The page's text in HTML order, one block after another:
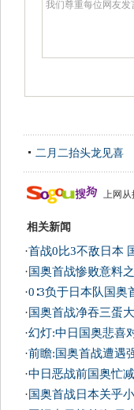
二月二抬头龙见喜
上网从
相关新闻
·首战0比3不敌日本
· 国奥首战惨败意料
·0∶3负于日本队国奥
· 国奥首战净吞三蛋
·幻灯:中日国奥悲喜
·前瞻:国奥首战遭遇
·中日恶战前国奥忙
· 国奥首战日本关乎